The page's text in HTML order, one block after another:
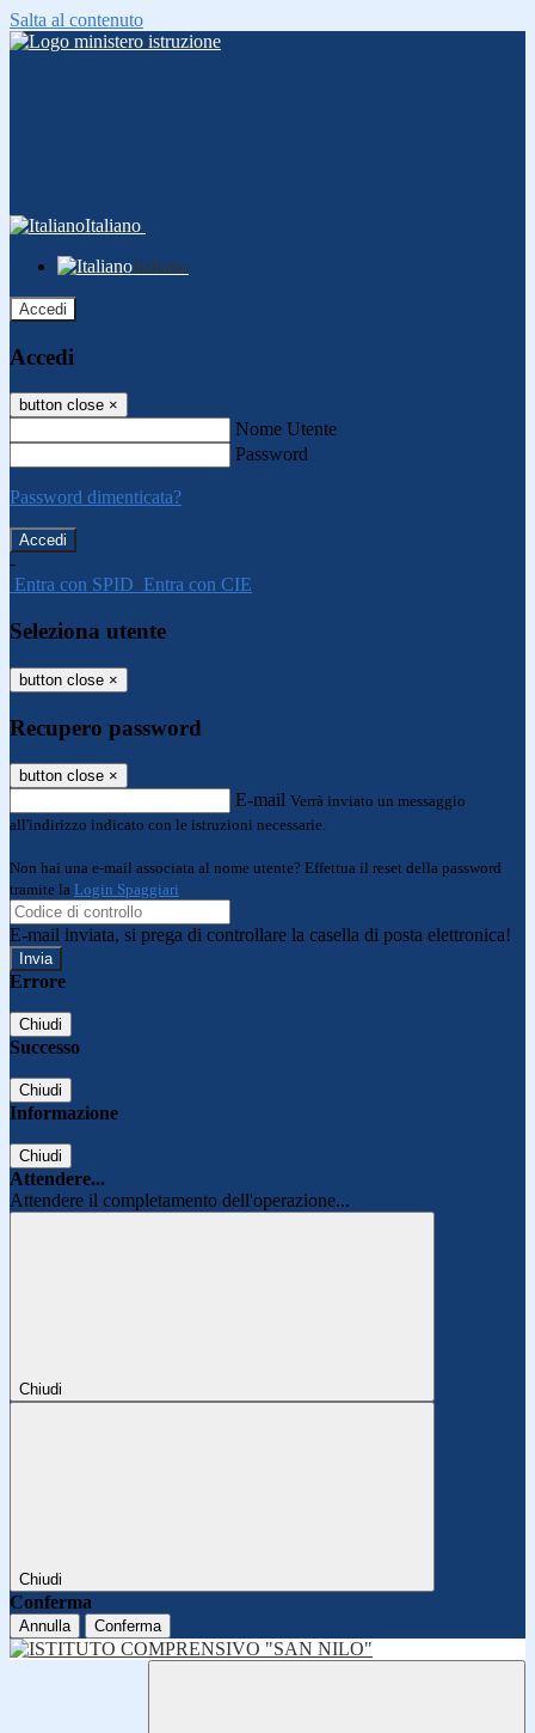
Salta al contenuto
Italiano
Italiano
Accedi
Accedi
button close ×
Nome Utente
Password
Password dimenticata?
-
Entra con SPID Entra con CIE
Seleziona utente
button close ×
Recupero password
button close ×
E-mail Verrà inviato un messaggio
all'indirizzo indicato con le istruzioni necessarie.
Non hai una e-mail associata al nome utente? Effettua il reset della password
tramite la Login Spaggiari
E-mail inviata, si prega di controllare la casella di posta elettronica!
Errore
Chiudi
Successo
Chiudi
Informazione
Chiudi
Attendere...
Attendere il completamento dell'operazione...
Chiudi
Chiudi
Conferma
Annulla Conferma